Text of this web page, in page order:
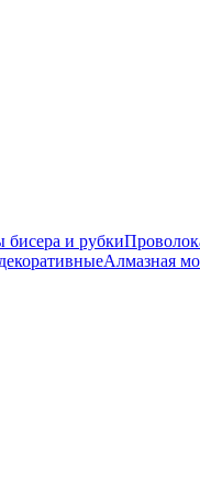
бисера и рубки
Алмазная